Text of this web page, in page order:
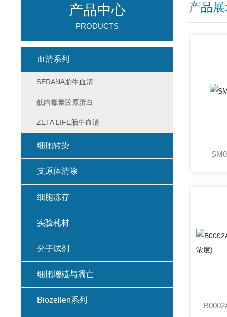
产品
产品中心
PRODUCTS
血清系列
SERANA胎牛血清
低内毒素胶原蛋白
ZETA LIFE胎牛血清
细胞转染
支原体清除
细胞冻存
实验耗材
分子试剂
细胞增殖与凋亡
Biozellen系列